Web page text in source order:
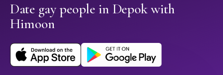
Date gay people in Depok with
Himoon